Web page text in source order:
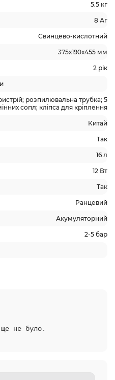
5.5 кг
8 Аг
Свинцево-кислотний
375х190х455 мм
2 рік
розпилювальна трубка; 5
сопл; кліпса для кріплення
Китай
Так
16 л
12 Вт
Так
Ранцевий
Акумуляторний
2-5 бар
не було.